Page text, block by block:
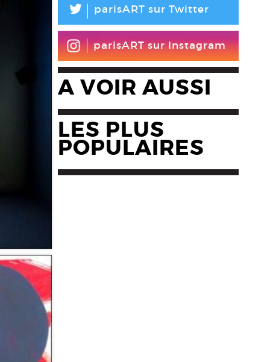
L parisART sur Twitter
parisART sur Instagram
A VOIR AUSSI
LES PLUS
POPULAIRES